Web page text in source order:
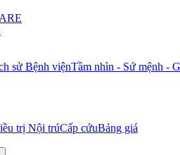
sử Bệnh việnTầm nhìn - Sứ mệnh -
trị Nội trúCấp cứuBảng giá